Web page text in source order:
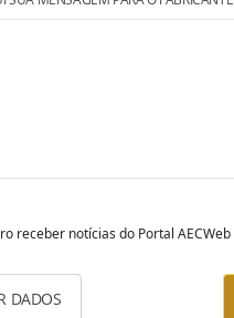
receber notícias do Portal AECWeb
DADOS